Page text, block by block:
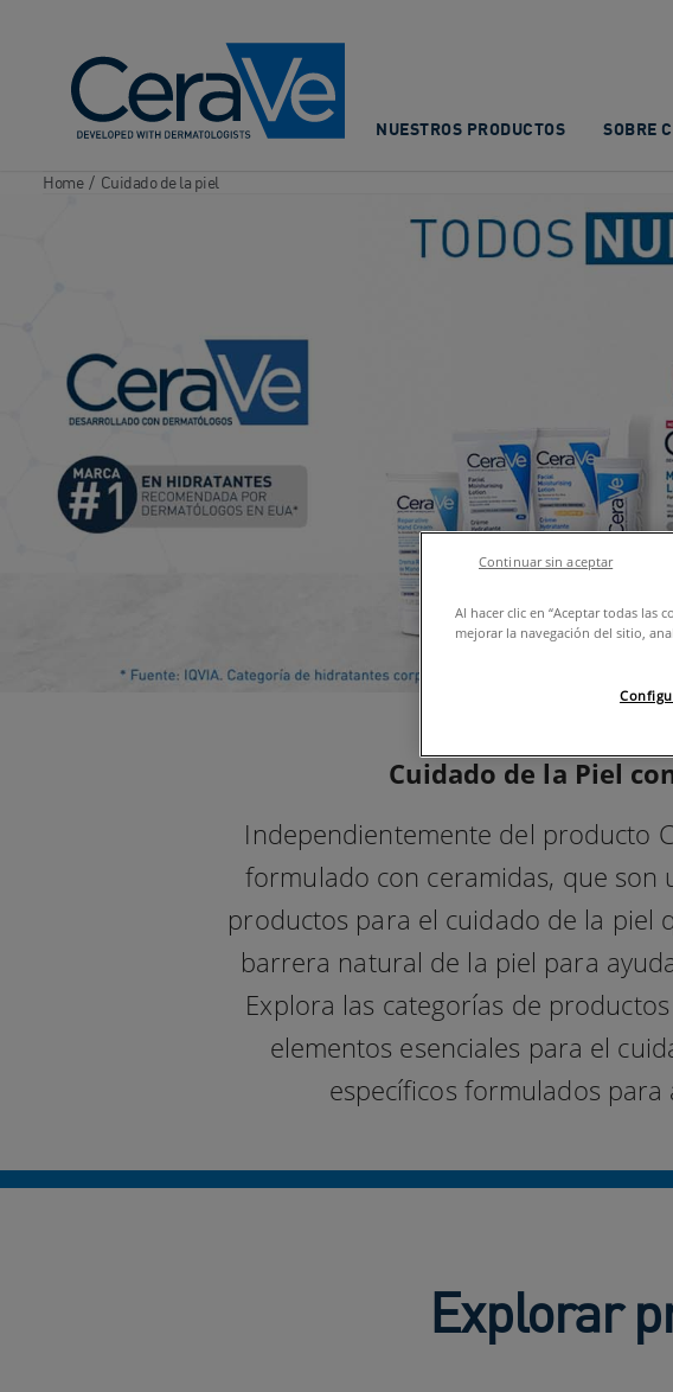
NUESTROS PRODUCTOS SOBRE
Home / Cuidado de la piel
Cuidado de la Piel
Independientemente del producto
formulado con ceramidas, que son
productos para el cuidado de la piel
barrera natural de la piel para
Explora las categorías de
elementos esenciales para el
específicos formulados para
Explorar
Al hacer clic en “Aceptar todas las
mejorar la navegación del sitio,
Continuar sin aceptar